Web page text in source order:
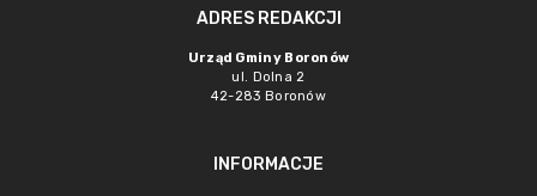
ADRES REDAKCJI
Urząd Gminy Boronów
ul. Dolna 2
42-283 Boronów
INFORMACJE